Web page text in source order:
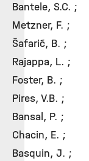
Bantele, S.C. ;
Metzner, F. ;
Šafarić, B. ;
Rajappa, L. ;
Foster, B. ;
Pires, V.B. ;
Bansal, P. ;
Chacin, E. ;
Basquin, J. ;